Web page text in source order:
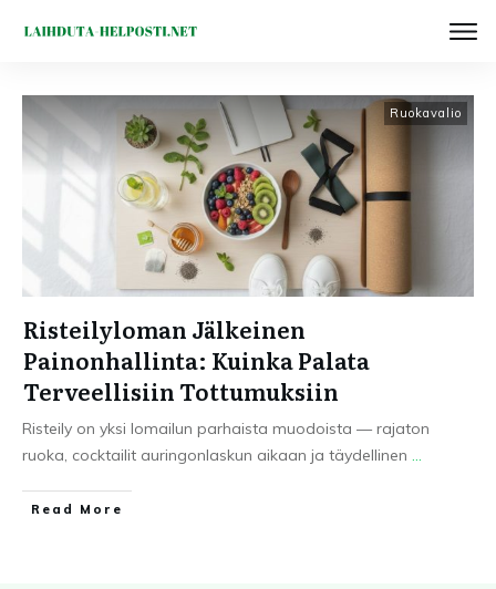
Ruokavalio
Risteilyloman Jälkeinen
Painonhallinta: Kuinka Palata
Terveellisiin Tottumuksiin
Risteily on yksi lomailun parhaista muodoista — rajaton
ruoka, cocktailit auringonlaskun aikaan ja täydellinen ...
Read More